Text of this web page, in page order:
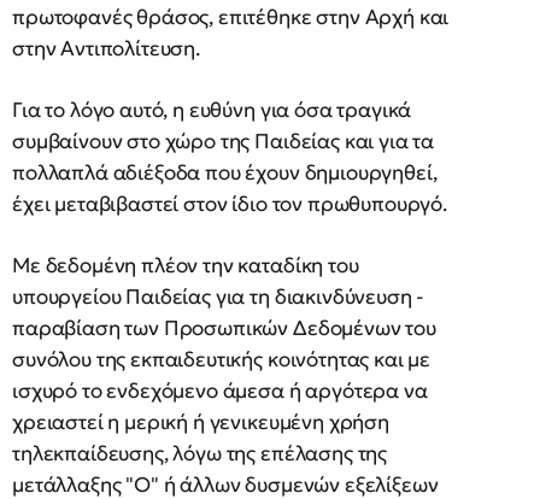
πρωτοφανές θράσος, επιτέθηκε στην Αρχή και
στην Αντιπολίτευση.
Για το λόγο αυτό, η ευθύνη για όσα τραγικά
συμβαίνουν στο χώρο της Παιδείας και για τα
πολλαπλά αδιέξοδα που έχουν δημιουργηθεί,
έχει μεταβιβαστεί στον ίδιο τον πρωθυπουργό.
Με δεδομένη πλέον την καταδίκη του
υπουργείου Παιδείας για τη διακινδύνευση -
παραβίαση των Προσωπικών Δεδομένων του
συνόλου της εκπαιδευτικής κοινότητας και με
ισχυρό το ενδεχόμενο άμεσα ή αργότερα να
χρειαστεί η μερική ή γενικευμένη χρήση
τηλεκπαίδευσης, λόγω της επέλασης της
μετάλλαξης "Ο" ή άλλων δυσμενών εξελίξεων